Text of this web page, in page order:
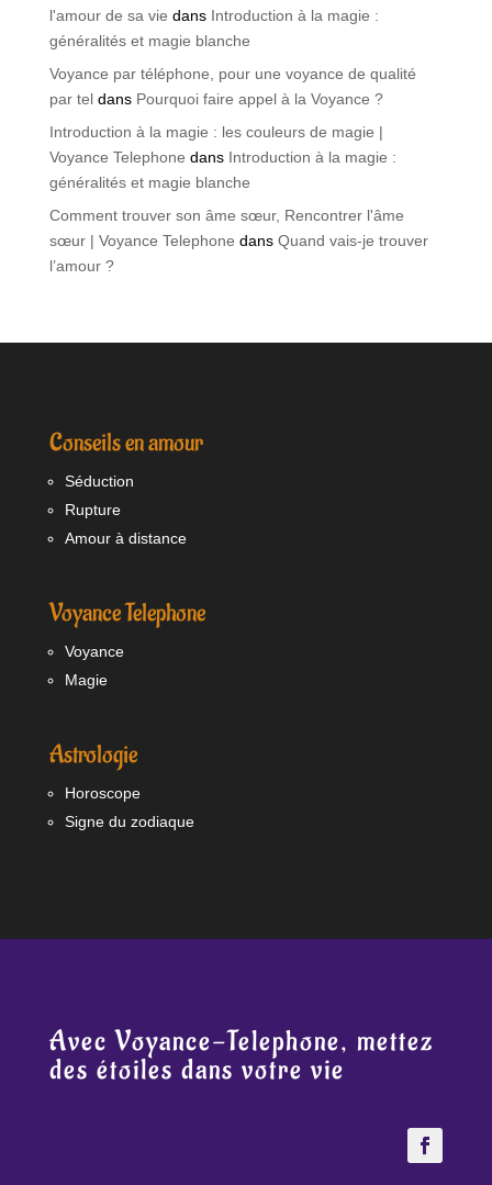
l'amour de sa vie dans Introduction à la magie :
généralités et magie blanche
Voyance par téléphone, pour une voyance de qualité
par teldans Pourquoi faire appel à la Voyance ?
Introduction à la magie : les couleurs de magie |
Voyance Telephone dans Introduction à la magie :
généralités et magie blanche
Comment trouver son âme sœur, Rencontrer l'âme
sœur | Voyance Telephone dans Quand vais-je trouver
l’amour ?
Conseils en amour
Séduction
Rupture
Amour à distance
Voyance Telephone
Voyance
Magie
Astrologie
Horoscope
Signe du zodiaque
Avec Voyance-Telephone, mettez
des étoiles dans votre vie